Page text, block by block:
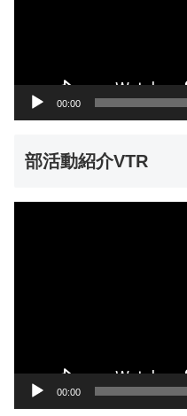
00:00
部活動紹介VTR
00:00